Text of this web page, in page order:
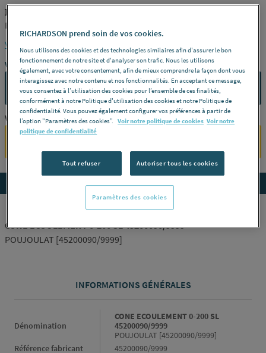
POUJOULAT 45200090/9999
POUJOULAT [45200090/9999]
Voir la description complète
Vous avez un projet ?
CONTACTEZ-NOUS
Vous êtes un professionnel ?
Accedez aux détails du produit
CONE ECOULEMENT 0-200 SL 45200090/9999
POUJOULAT [45200090/9999]
INFORMATIONS GÉNÉRALES
Dénomination
CONE ECOULEMENT 0-200 SL
45200090/9999
POUJOULAT [45200090/9999]
Référence fabricant
45200090/9999
RICHARDSON prend soin de vos cookies.
Nous utilisons des cookies et des technologies similaires afin d'assurer le bon
fonctionnement de notre site et d'analyser son trafic. Nous les utilisons
également, avec votre consentement, afin de mieux comprendre la façon dont vous
interagissez avec notre contenu et nos fonctionnalités. En acceptant ce message,
vous consentez à l’utilisation des cookies pour l’ensemble de ces finalités,
conformément à notre Politique d'utilisation des cookies et notre Politique de
confidentialité. Vous pouvez également configurer vos préférences à partir de
l’option "Paramètres des cookies”.
Voir notre politique de cookies Voir notre
politique de confidentialité
Tout refuser Autoriser tous les cookies
Paramètres des cookies